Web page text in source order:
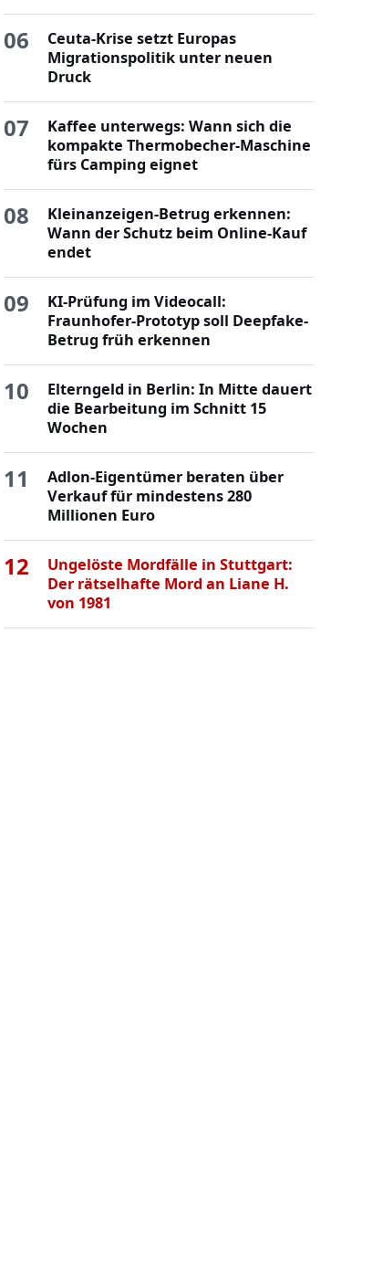
06
Ceuta-Krise setzt Europas
Migrationspolitik unter neuen
Druck
07
Kaffee unterwegs: Wann sich die
kompakte Thermobecher-Maschine
fürs Camping eignet
08
Kleinanzeigen-Betrug erkennen:
Wann der Schutz beim Online-Kauf
endet
09
KI-Prüfung im Videocall:
Fraunhofer-Prototyp soll Deepfake-
Betrug früh erkennen
10
Elterngeld in Berlin: In Mitte dauert
die Bearbeitung im Schnitt 15
Wochen
11
Adlon-Eigentümer beraten über
Verkauf für mindestens 280
Millionen Euro
12
Ungelöste Mordfälle in Stuttgart:
Der rätselhafte Mord an Liane H.
von 1981